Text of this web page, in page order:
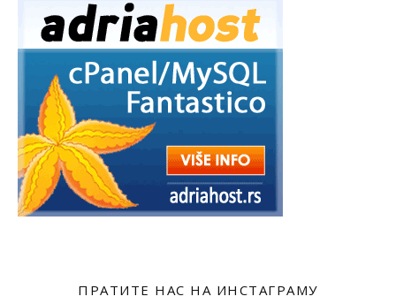
ПРАТИТЕ НАС НА ИНСТАГРАМУ